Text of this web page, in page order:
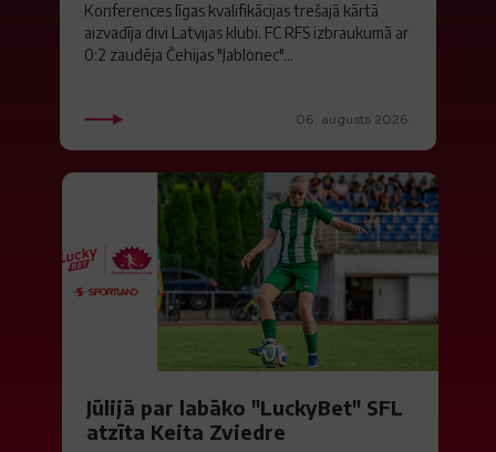
Konferences līgas kvalifikācijas trešajā kārtā
aizvadīja divi Latvijas klubi. FC RFS izbraukumā ar
0:2 zaudēja Čehijas "Jablonec"...
06. augusts 2026.
Jūlijā par labāko "LuckyBet" SFL
atzīta Keita Zviedre